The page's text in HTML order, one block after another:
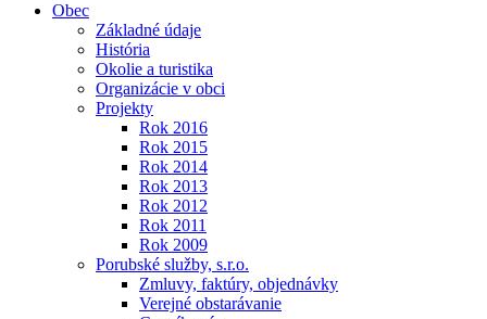
Obec
Základné údaje
História
Okolie a turistika
Organizácie v obci
Projekty
Rok 2016
Rok 2015
Rok 2014
Rok 2013
Rok 2012
Rok 2011
Rok 2009
Porubské služby, s.r.o.
Zmluvy, faktúry, objednávky
Verejné obstarávanie